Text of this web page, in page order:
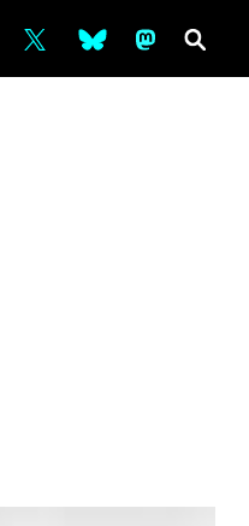
bsky ms